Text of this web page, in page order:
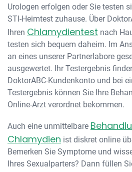
Urologen erfolgen oder Sie testen
STI-Heimtest zuhause. Über
Ihren Chlamydientest nach
testen sich bequem daheim. Im
an eines unserer Partnerlabore
ausgewertet. Ihr Testergebnis
DoktorABC-Kundenkonto und bei
Testergebnis können Sie Ihre
Online-Arzt verordnet bekommen.
Auch eine unmittelbare
Chlamydien ist diskret online
Bemerken Sie Symptome und
Ihres Sexualparters? Dann füllen